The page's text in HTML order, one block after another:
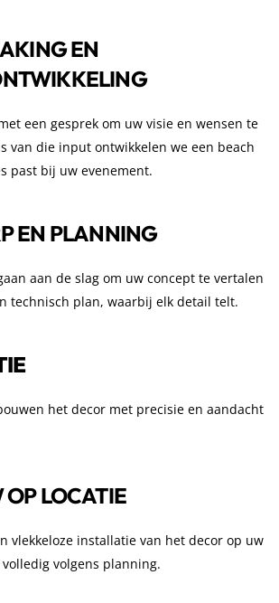
EN
een gesprek om uw visie en wensen te
van die input ontwikkelen we een beach
past bij uw evenement.
EN PLANNING
aan de slag om uw concept te vertalen
technisch plan, waarbij elk detail telt.
het decor met precisie en aandacht
LOCATIE
vlekkeloze installatie van het decor op uw
volgens planning.